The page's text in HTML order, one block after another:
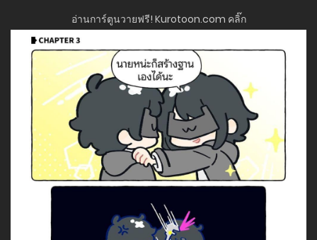
อ่านการ์ตูนวายฟรี! Kurotoon.com คลิ๊ก